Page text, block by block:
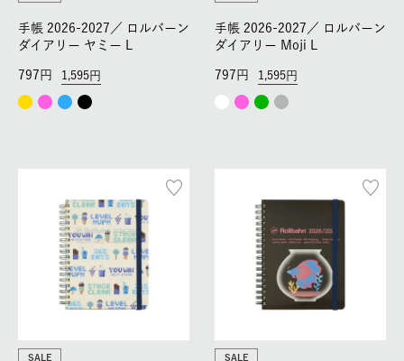
手帳 2026-2027／
ロルバーン
ダイアリー ヤミー L
1,595
797
手帳 2026-2027／
ロルバーン
ダイアリー Moji L
1,595
797
SALE SALE